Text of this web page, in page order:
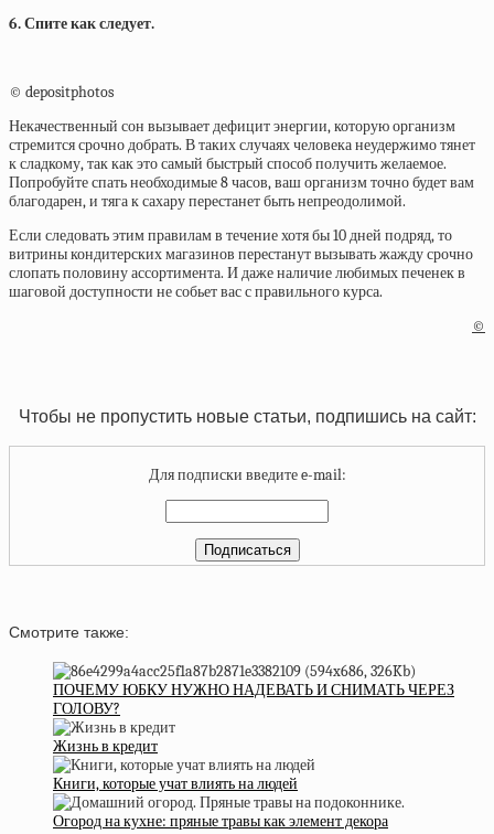
6. Спите как следует.
© depositphotos
Некачественный сон вызывает дефицит энергии, которую организм
стремится срочно добрать. В таких случаях человека неудержимо тянет
к сладкому, так как это самый быстрый способ получить желаемое.
Попробуйте спать необходимые 8 часов, ваш организм точно будет вам
благодарен, и тяга к сахару перестанет быть непреодолимой.
Если следовать этим правилам в течение хотя бы 10 дней подряд, то
витрины кондитерских магазинов перестанут вызывать жажду срочно
слопать половину ассортимента. И даже наличие любимых печенек в
шаговой доступности не собьет вас с правильного курса.
©
Чтобы не пропустить новые статьи, подпишись на сайт:
Для подписки введите e-mail:
Смотрите также:
ПОЧЕМУ ЮБКУ НУЖНО НАДЕВАТЬ И СНИМАТЬ ЧЕРЕЗ
ГОЛОВУ?
Жизнь в кредит
Книги, которые учат влиять на людей
Огород на кухне: пряные травы как элемент декора